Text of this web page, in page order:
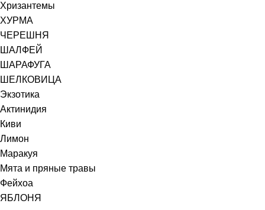
Хризантемы
ХУРМА
ЧЕРЕШНЯ
ШАЛФЕЙ
ШАРАФУГА
ШЕЛКОВИЦА
Экзотика
Актинидия
Киви
Лимон
Маракуя
Мята и пряные травы
Фейхоа
ЯБЛОНЯ